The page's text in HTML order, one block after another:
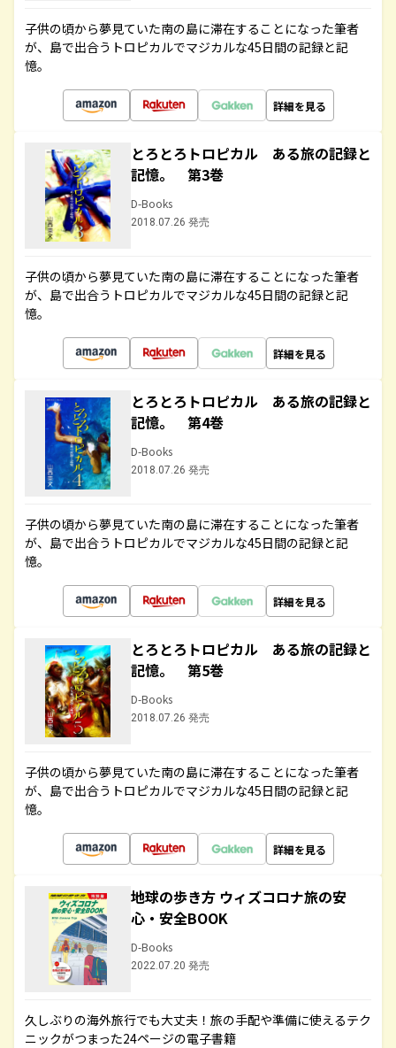
子供の頃から夢見ていた南の島に滞在することになった筆者
が、島で出合うトロピカルでマジカルな45日間の記録と記
憶。
詳細を見る
とろとろトロピカル ある旅の記録と
記憶。 第3巻
D-Books
2018.07.26 発売
子供の頃から夢見ていた南の島に滞在することになった筆者
が、島で出合うトロピカルでマジカルな45日間の記録と記
憶。
詳細を見る
とろとろトロピカル ある旅の記録と
記憶。 第4巻
D-Books
2018.07.26 発売
子供の頃から夢見ていた南の島に滞在することになった筆者
が、島で出合うトロピカルでマジカルな45日間の記録と記
憶。
詳細を見る
とろとろトロピカル ある旅の記録と
記憶。 第5巻
D-Books
2018.07.26 発売
子供の頃から夢見ていた南の島に滞在することになった筆者
が、島で出合うトロピカルでマジカルな45日間の記録と記
憶。
詳細を見る
地球の歩き方 ウィズコロナ旅の安
心・安全BOOK
D-Books
2022.07.20 発売
久しぶりの海外旅行でも大丈夫！旅の手配や準備に使えるテク
ニックがつまった24ページの電子書籍